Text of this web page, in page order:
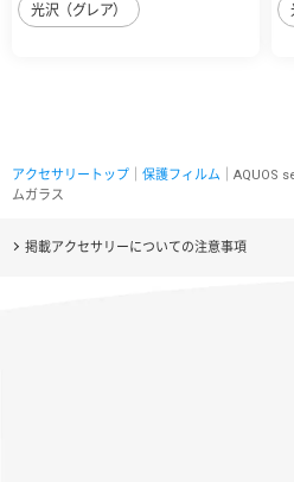
光沢（グレア）
アクセサリートップ 保護フィルム ｜AQUOS
ムガラス
掲載アクセサリーについての注意事項